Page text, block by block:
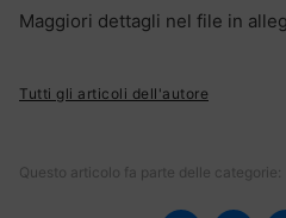
Maggiori dettagli nel file in
Tutti gli articoli dell'autore
Questo articolo fa parte delle categorie: